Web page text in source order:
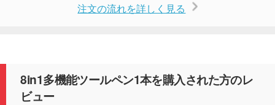
注文の流れを詳しく見る
8in1多機能ツールペン1本を購入された方のレ
ビュー